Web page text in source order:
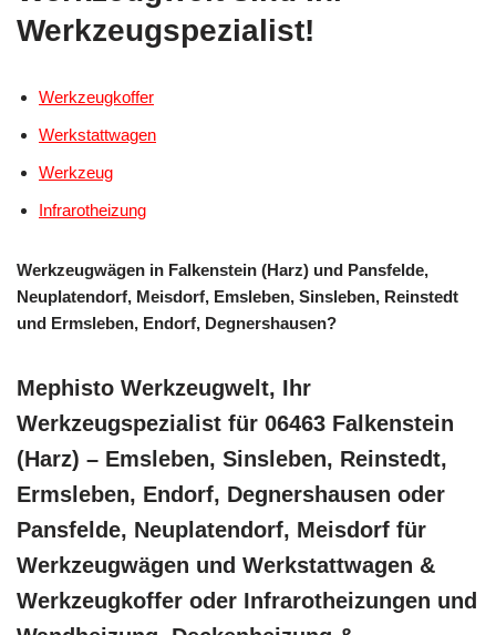
Werkzeugspezialist!
Werkzeugkoffer
Werkstattwagen
Werkzeug
Infrarotheizung
Werkzeugwägen in Falkenstein (Harz) und Pansfelde,
Neuplatendorf, Meisdorf, Emsleben, Sinsleben, Reinstedt
und Ermsleben, Endorf, Degnershausen?
Mephisto Werkzeugwelt, Ihr
Werkzeugspezialist für 06463 Falkenstein
(Harz) – Emsleben, Sinsleben, Reinstedt,
Ermsleben, Endorf, Degnershausen oder
Pansfelde, Neuplatendorf, Meisdorf für
Werkzeugwägen und Werkstattwagen &
Werkzeugkoffer oder Infrarotheizungen und